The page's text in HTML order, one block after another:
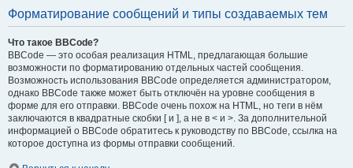
Форматирование сообщений и типы создаваемых тем
Что такое BBCode?
BBCode — это особая реализация HTML, предлагающая большие
возможности по форматированию отдельных частей сообщения.
Возможность использования BBCode определяется администратором,
однако BBCode также может быть отключён на уровне сообщения в
форме для его отправки. BBCode очень похож на HTML, но теги в нём
заключаются в квадратные скобки [ и ], а не в < и >. За дополнительной
информацией о BBCode обратитесь к руководству по BBCode, ссылка на
которое доступна из формы отправки сообщений.